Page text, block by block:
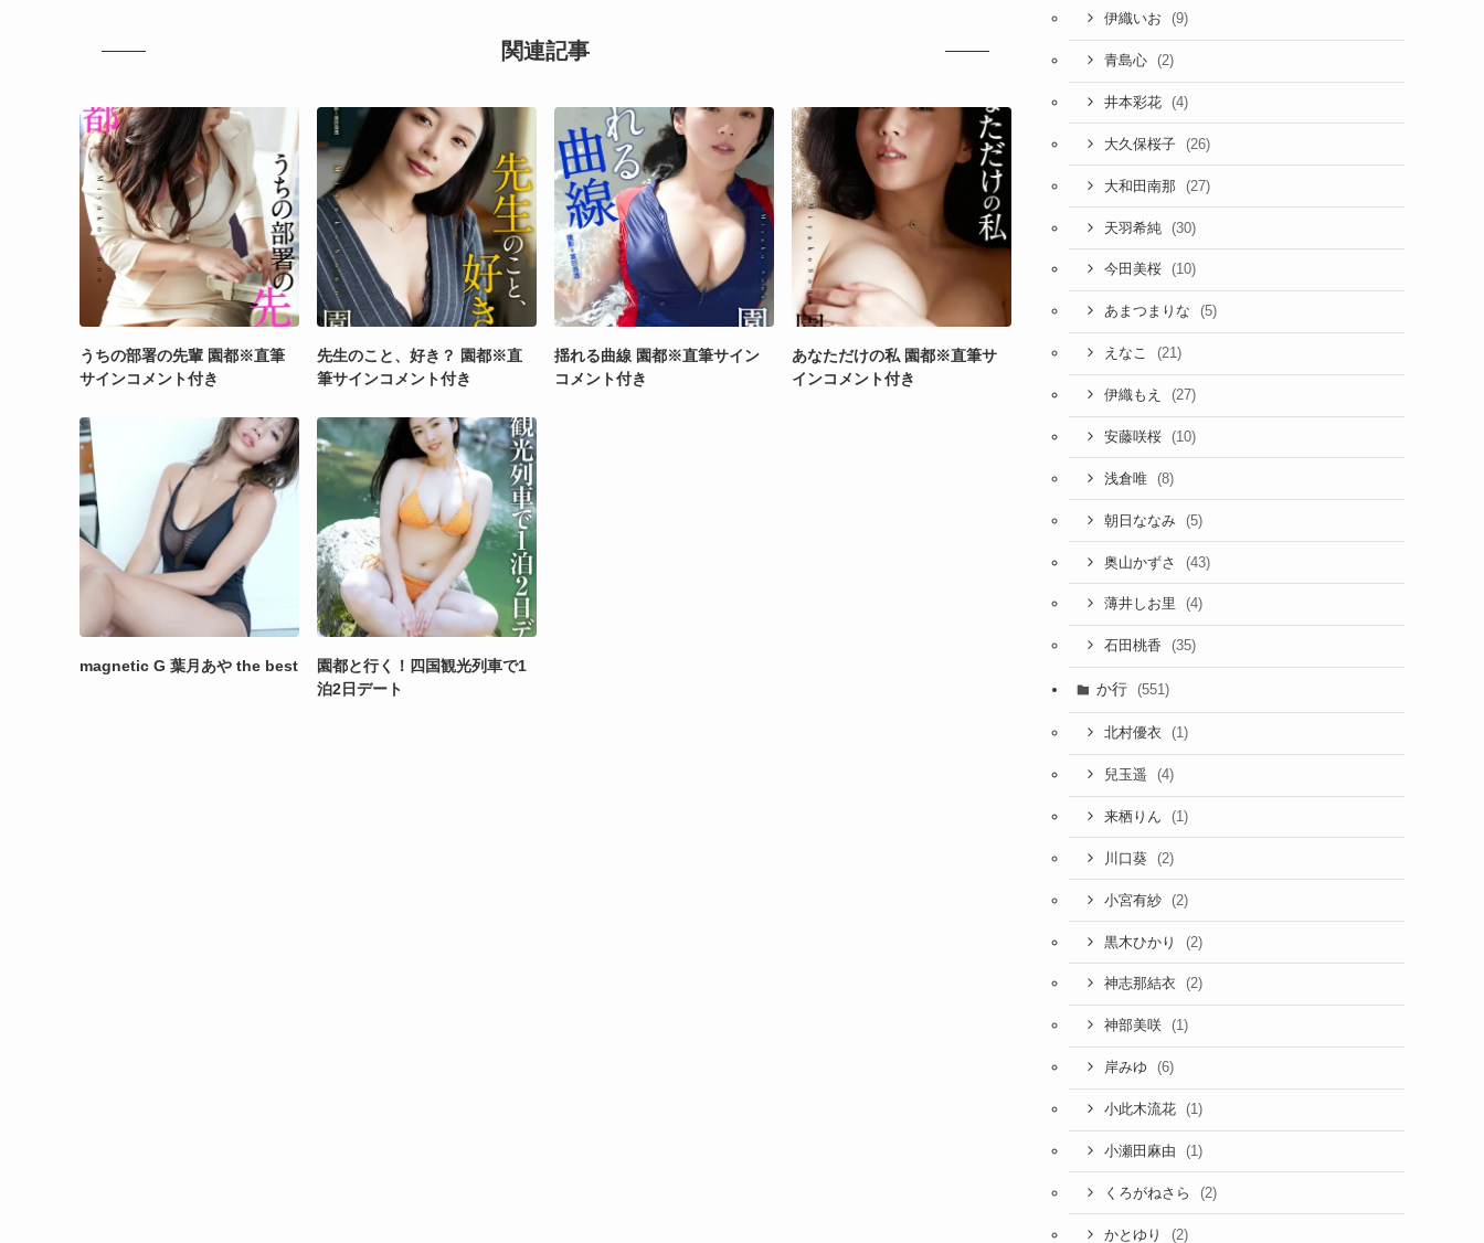
関連記事
うちの部署の先輩 園都※直筆
サインコメント付き
先生のこと、好き？ 園都※直
筆サインコメント付き
揺れる曲線 園都※直筆サイン
コメント付き
あなただけの私 園都※直筆サ
インコメント付き
magnetic G 葉月あや the best
園都と行く！四国観光列車で1
泊2日デート
伊織いお (9)
青島心 (2)
井本彩花 (4)
大久保桜子 (26)
大和田南那 (27)
天羽希純 (30)
今田美桜 (10)
あまつまりな (5)
えなこ (21)
伊織もえ (27)
安藤咲桜 (10)
浅倉唯 (8)
朝日ななみ (5)
奥山かずさ (43)
薄井しお里 (4)
石田桃香 (35)
か行 (551)
北村優衣 (1)
兒玉遥 (4)
来栖りん (1)
川口葵 (2)
小宮有紗 (2)
黒木ひかり (2)
神志那結衣 (2)
神部美咲 (1)
岸みゆ (6)
小此木流花 (1)
小瀬田麻由 (1)
くろがねさら (2)
かとゆり (2)